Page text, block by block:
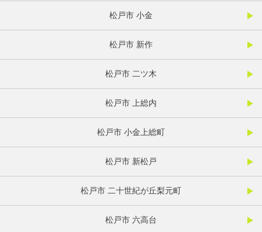
松戸市 小金
松戸市 新作
松戸市 二ツ木
松戸市 上総内
松戸市 小金上総町
松戸市 新松戸
松戸市 二十世紀が丘梨元町
松戸市 六高台